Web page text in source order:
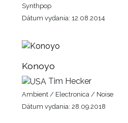
Synthpop
Dátum vydania: 12.08.2014
Konoyo
Tim Hecker
Ambient / Electronica / Noise
Dátum vydania: 28.09.2018